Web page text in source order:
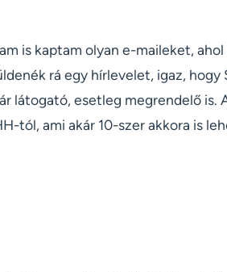
is kaptam olyan e-maileket,
rá egy hírlevelet, igaz, hogy
látogató, esetleg megrendelő is.
tól, ami akár 10-szer akkora is